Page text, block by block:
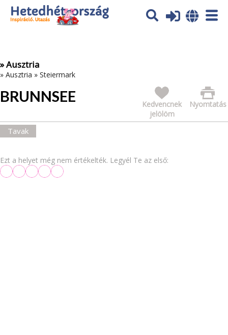
Az oldal sütiket (cookies) használ. További tájékoztatás itt:
Adatvédelmi tájékoztató
» Ausztria
» Ausztria » Steiermark
BRUNNSEE Nyomtatás
Kedvencnek
jelölöm
Tavak
Ezt a helyet még nem értékelték. Legyél Te az első: